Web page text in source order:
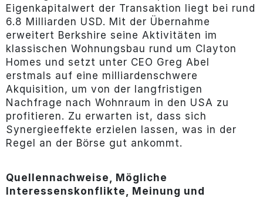
Eigenkapitalwert der Transaktion liegt bei rund
6.8 Milliarden USD. Mit der Übernahme
erweitert Berkshire seine Aktivitäten im
klassischen Wohnungsbau rund um Clayton
Homes und setzt unter CEO Greg Abel
erstmals auf eine milliardenschwere
Akquisition, um von der langfristigen
Nachfrage nach Wohnraum in den USA zu
profitieren. Zu erwarten ist, dass sich
Synergieeffekte erzielen lassen, was in der
Regel an der Börse gut ankommt.
Quellennachweise, Mögliche
Interessenskonflikte, Meinung und